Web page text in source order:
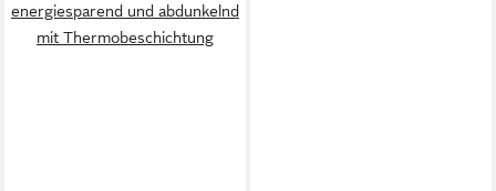
energiesparend und abdunkelnd
mit Thermobeschichtung